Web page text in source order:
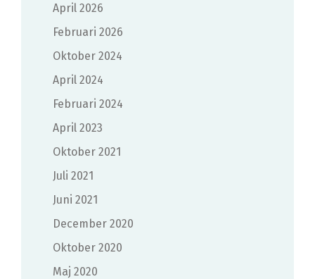
april 2026
februari 2026
oktober 2024
april 2024
februari 2024
april 2023
oktober 2021
juli 2021
juni 2021
december 2020
oktober 2020
maj 2020